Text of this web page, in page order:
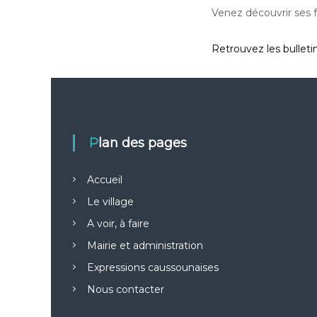
Venez découvrir ses
Retrouvez les
Plan des pages
Accueil
Le village
A voir, à faire
Mairie et administration
Expressions caussounaises
Nous contacter